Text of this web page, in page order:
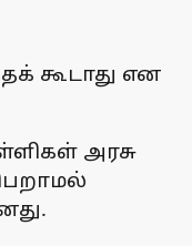
கூடாது என
அரசு